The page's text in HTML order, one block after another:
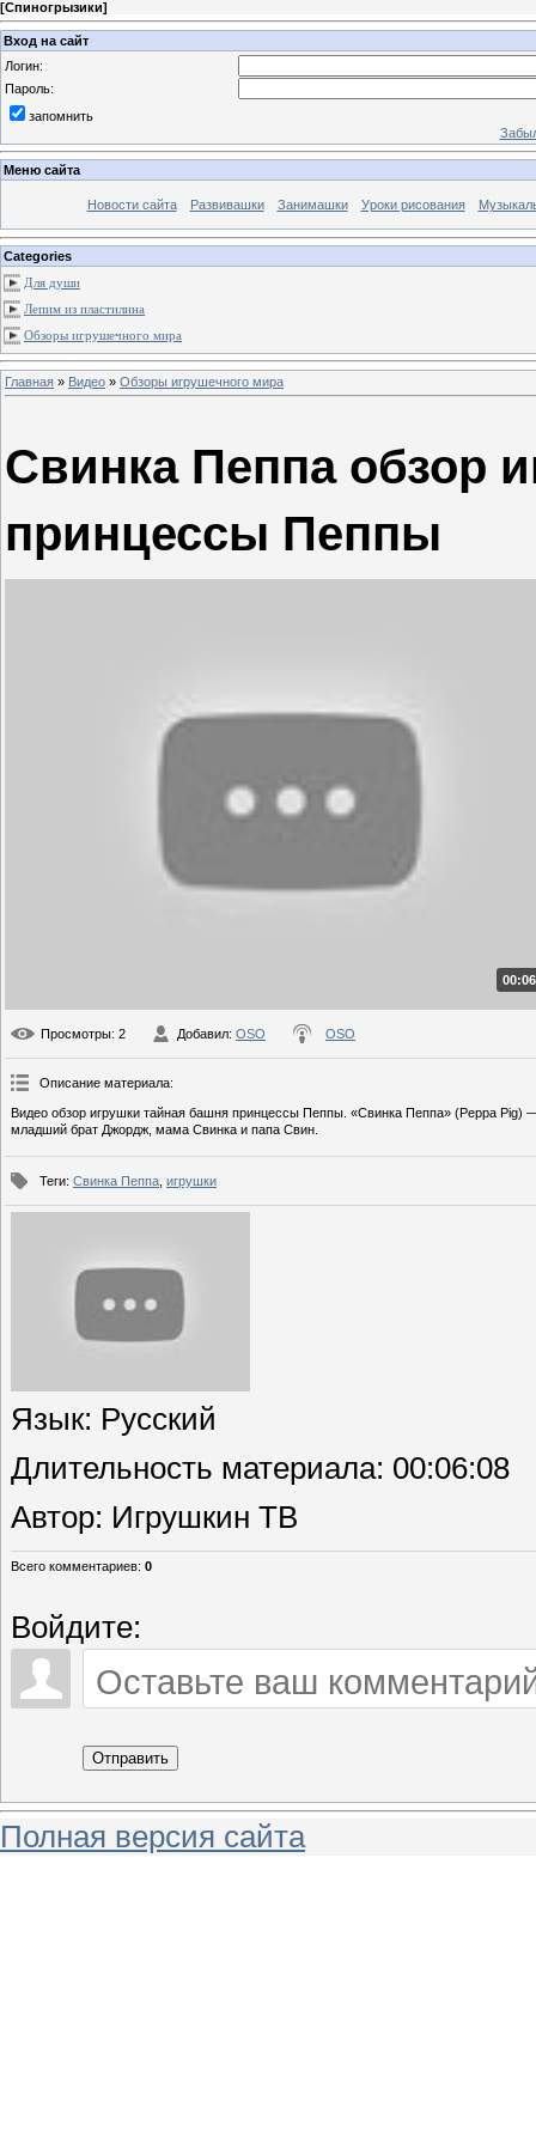
[Спиногрызики]
Вход на сайт
Логин:
Пароль:
запомнить
Меню сайта
Новости сайта Развивашки Занимашки Уроки рисования
Categories
Для души
Лепим из пластилина
Обзоры игрушечного мира
Главная » Видео » Обзоры игрушечного мира
Свинка Пеппа обзор
принцессы Пеппы
Просмотры: 2 Добавил: OSO OSO
Описание материала:
Видео обзор игрушки тайная башня принцессы Пеппы. «Свинка Пеппа» (Peppa Pig)
младший брат Джордж, мама Свинка и папа Свин.
Теги: Свинка Пеппа игрушки
Язык: Русский
Длительность материала: 00:06:08
Автор: Игрушкин ТВ
Всего комментариев: 0
Войдите:
Отправить
Полная версия сайта